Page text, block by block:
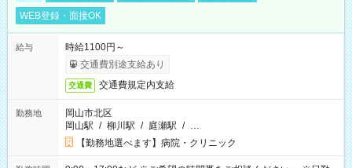
WEB登録・面接OK
給与
時給1100円～
交通費別途支給あり
交通費 交通費規定内支給
勤務地
岡山市北区
岡山駅 / 柳川駅 / 庭瀬駅 / …
【勤務地選べます】病院・クリニック